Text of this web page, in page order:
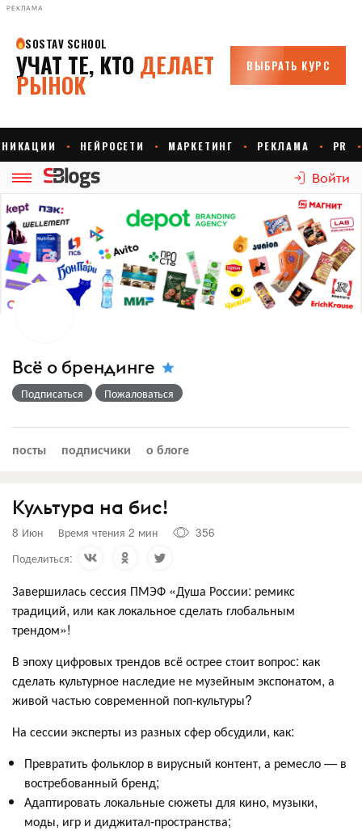
РЕКЛАМА
Войти
Всё о брендинге
Подписаться Пожаловаться
посты подписчики о блоге
Культура на бис!
8 Июн Время чтения 2 мин
356
Поделиться:
Завершилась сессия ПМЭФ «Душа России: ремикс
традиций, или как локальное сделать глобальным
трендом»!
В эпоху цифровых трендов всё острее стоит вопрос: как
сделать культурное наследие не музейным экспонатом, а
живой частью современной поп‑культуры?
На сессии эксперты из разных сфер обсудили, как:
Превратить фольклор в вирусный контент, а ремесло — в
востребованный бренд;
Адаптировать локальные сюжеты для кино, музыки,
моды, игр и диджитал‑пространства;